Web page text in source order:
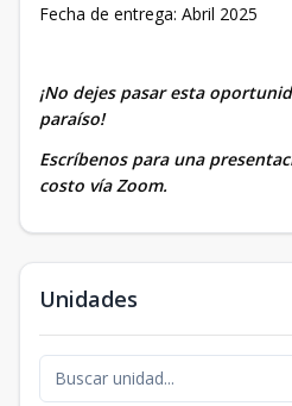
Fecha de entrega: Abril 2025
¡No dejes pasar esta
paraíso!
Escríbenos para una
costo vía Zoom.
Unidades